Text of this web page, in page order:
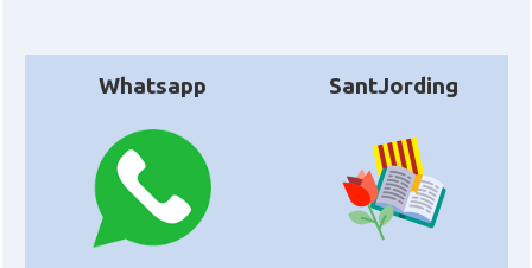
Whatsapp SantJording